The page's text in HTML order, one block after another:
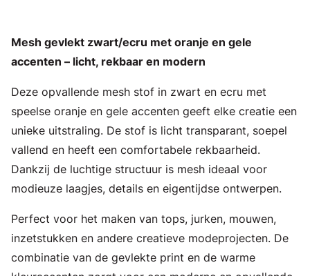
Mesh gevlekt zwart/ecru met oranje en gele
accenten – licht, rekbaar en modern
Deze opvallende mesh stof in zwart en ecru met
speelse oranje en gele accenten geeft elke creatie een
unieke uitstraling. De stof is licht transparant, soepel
vallend en heeft een comfortabele rekbaarheid.
Dankzij de luchtige structuur is mesh ideaal voor
modieuze laagjes, details en eigentijdse ontwerpen.
Perfect voor het maken van tops, jurken, mouwen,
inzetstukken en andere creatieve modeprojecten. De
combinatie van de gevlekte print en de warme